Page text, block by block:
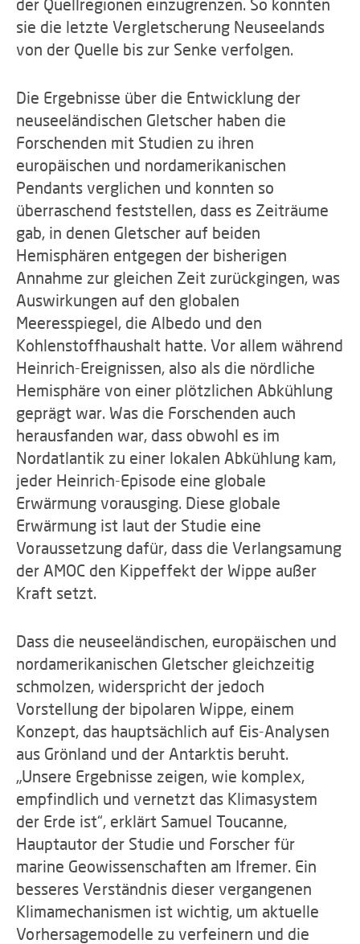
sie die letzte Vergletscherung Neuseelands
von der Quelle bis zur Senke verfolgen.
Die Ergebnisse über die Entwicklung der
neuseeländischen Gletscher haben die
Forschenden mit Studien zu ihren
europäischen und nordamerikanischen
Pendants verglichen und konnten so
überraschend feststellen, dass es Zeiträume
gab, in denen Gletscher auf beiden
Hemisphären entgegen der bisherigen
Annahme zur gleichen Zeit zurückgingen, was
Auswirkungen auf den globalen
Meeresspiegel, die Albedo und den
Kohlenstoffhaushalt hatte. Vor allem während
Heinrich-Ereignissen, also als die nördliche
Hemisphäre von einer plötzlichen Abkühlung
geprägt war. Was die Forschenden auch
herausfanden war, dass obwohl es im
Nordatlantik zu einer lokalen Abkühlung kam,
jeder Heinrich-Episode eine globale
Erwärmung vorausging. Diese globale
Erwärmung ist laut der Studie eine
Voraussetzung dafür, dass die Verlangsamung
der AMOC den Kippeffekt der Wippe außer
Kraft setzt.
Dass die neuseeländischen, europäischen und
nordamerikanischen Gletscher gleichzeitig
schmolzen, widerspricht der jedoch
Vorstellung der bipolaren Wippe, einem
Konzept, das hauptsächlich auf Eis-Analysen
aus Grönland und der Antarktis beruht.
„Unsere Ergebnisse zeigen, wie komplex,
empfindlich und vernetzt das Klimasystem
der Erde ist“, erklärt Samuel Toucanne,
Hauptautor der Studie und Forscher für
marine Geowissenschaften am Ifremer. Ein
besseres Verständnis dieser vergangenen
Klimamechanismen ist wichtig, um aktuelle
Vorhersagemodelle zu verfeinern und die